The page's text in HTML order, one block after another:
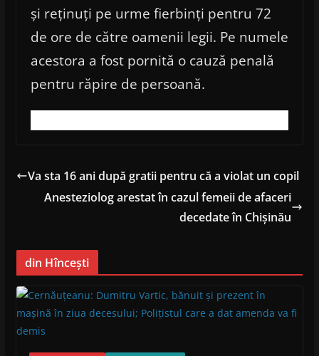
și reținuți pe urme fierbinți pentru 72
de ore de către oamenii legii. Pe numele
acestora a fost pornită o cauză penală
pentru răpire de persoană.
Va sta 16 ani după gratii pentru că a violat un copil
Anesteziolog arestat în cazul femeii de afaceri
decedate în Chișinău
din Hîncești